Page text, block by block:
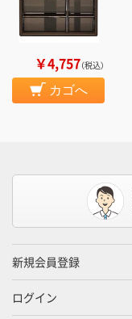
￥4,757（税込）
カゴへ
新規会員登録
ログイン